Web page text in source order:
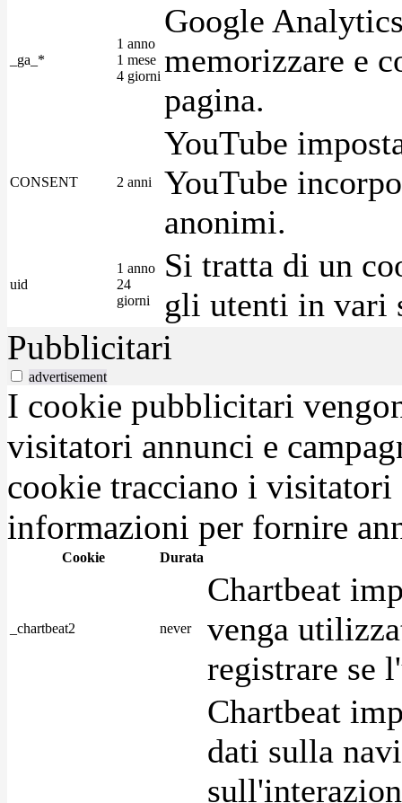
_ga_*
1 anno
1 mese
4 giorni
Google
memorizzare e
pagina.
CONSENT 2 anni
YouTube
YouTube
anonimi.
uid
1 anno
24
giorni
Si tratta di un
gli utenti in vari
Pubblicitari
advertisement
I cookie pubblicitari
visitatori annunci e
cookie tracciano i visitatori
informazioni per fornire
Cookie Durata
_chartbeat2 never
Chartbeat
venga
registrare se
Chartbeat
dati sulla